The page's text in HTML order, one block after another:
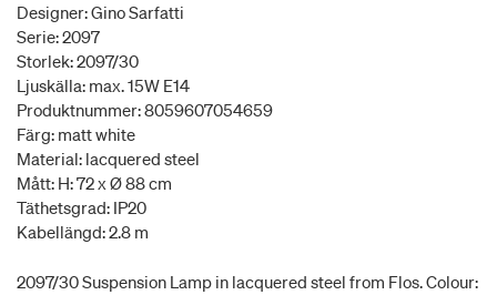
Designer: Gino Sarfatti
Serie: 2097
Storlek: 2097/30
Ljuskälla: max. 15W E14
Produktnummer: 8059607054659
Färg: matt white
Material: lacquered steel
Mått: H: 72 x Ø 88 cm
Täthetsgrad: IP20
Kabellängd: 2.8 m
2097/30 Suspension Lamp in lacquered steel from Flos. Colour: